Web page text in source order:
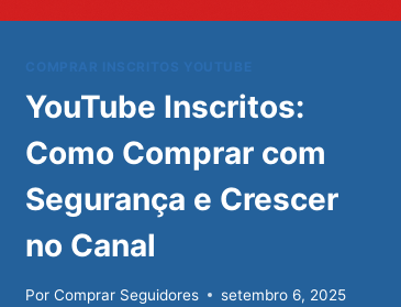
YouTube Inscritos:
Como Comprar com
Segurança e Crescer
no Canal
Por Comprar Seguidores setembro 6, 2025